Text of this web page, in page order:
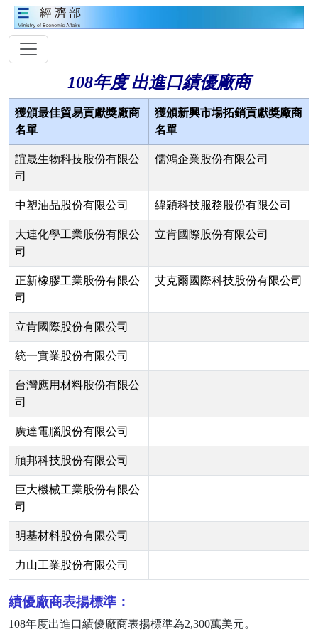
108年度 出進口績優廠商
獲頒最佳貿易貢獻獎廠商
名單
獲頒新興市場拓銷貢獻獎廠商
名單
誼晟生物科技股份有限公
司
儒鴻企業股份有限公司
中塑油品股份有限公司 緯穎科技服務股份有限公司
大連化學工業股份有限公
司
立肯國際股份有限公司
正新橡膠工業股份有限公
司
艾克爾國際科技股份有限公司
立肯國際股份有限公司
統一實業股份有限公司
台灣應用材料股份有限公
司
廣達電腦股份有限公司
頎邦科技股份有限公司
巨大機械工業股份有限公
司
明基材料股份有限公司
力山工業股份有限公司
績優廠商表揚標準：
108年度出進口績優廠商表揚標準為2,300萬美元。